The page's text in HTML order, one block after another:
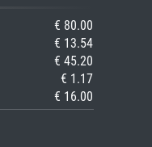
€ 80.00
€ 13.54
€ 45.20
€ 1.17
€ 16.00